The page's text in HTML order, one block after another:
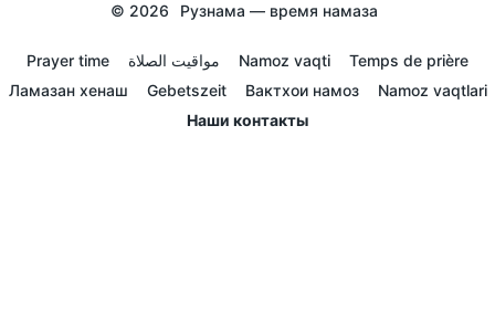
© 2026 Рузнама — время намаза
Prayer time مواقيت الصلاة Namoz vaqti
Temps de prière
Ламазан хенаш
Gebetszeit Вактхои намоз
Namoz vaqtlari
Наши контакты